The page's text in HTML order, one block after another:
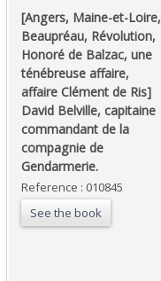
‎[Angers, Maine-et-Loire,
Beaupréau, Révolution,
Honoré de Balzac, une
ténébreuse affaire,
affaire Clément de Ris]
David Belville, capitaine
commandant de la
compagnie de
Gendarmerie.‎
Reference : 010845
See the book